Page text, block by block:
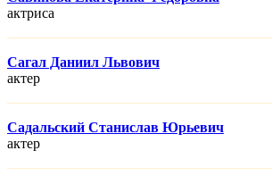
актриса
Сагал Даниил Львович
актер
Садальский Станислав Юрьевич
актер